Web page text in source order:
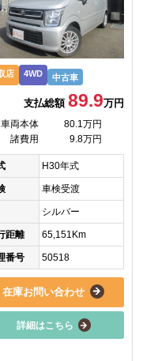
店 4WD 中古車
支払総額89.9万円
車両本体
80.1万円
諸費用
9.8万円
H30年式
車検受渡
シルバー
距離 65,151Km
番号 50518
在庫お問い合わせ
詳細はこちら